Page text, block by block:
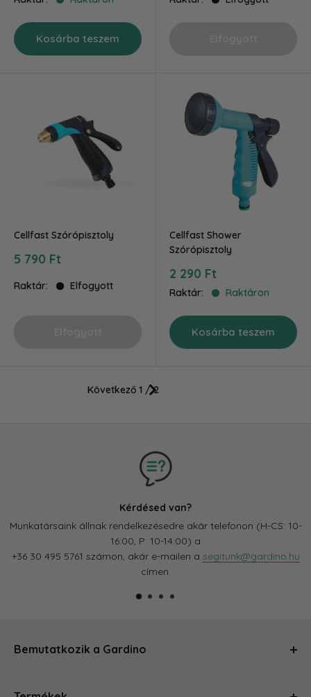
Kosárba teszem
Cellfast Szórópisztoly
Akciós
5 790 Ft
Raktár: Elfogyott
Cellfast Shower
Szórópisztoly
Akciós
ár
2 290 Ft
Raktár: Raktáron
Kosárba teszem
1 / 2
Következő
Kérdésed van?
Munkatársaink állnak rendelkezésedre akár telefonon (H-CS: 10-
16:00, P: 10-14:00) a
+36 30 495 5761 számon, akár e-mailen a segitunk@gardino.hu
címen.
Bemutatkozik a Gardino